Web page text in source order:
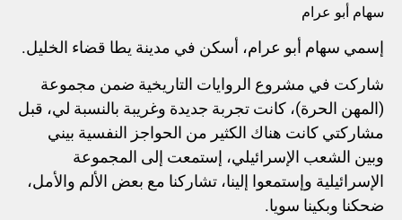
سهام أبو عرام
إسمي سهام أبو عرام، أسكن في مدينة يطا قضاء الخليل.
شاركت في مشروع الروايات التاريخية ضمن مجموعة
(المهن الحرة)، كانت تجربة جديدة وغريبة بالنسبة لي، قبل
مشاركتي كانت هناك الكثير من الحواجز النفسية بيني
وبين الشعب الإسرائيلي، إستمعت إلى المجموعة
الإسرائيلية وإستمعوا إلينا، تشاركنا مع بعض الألم والأمل،
ضحكنا وبكينا سويا.